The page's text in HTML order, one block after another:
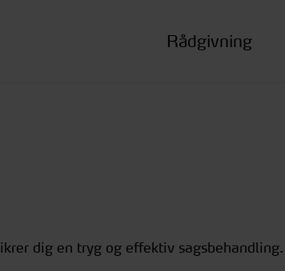
Rådgivning
dig en tryg og effektiv sagsbehandling.